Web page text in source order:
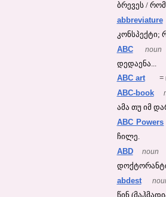
ბრევეს /
abbreviature
კონსპექტი;
ABC noun
დედაენა...
ABC art =
ABC-book
ამა თუ იმ
ABC Powers
ჩილე.
ABD noun
abdest
წინ